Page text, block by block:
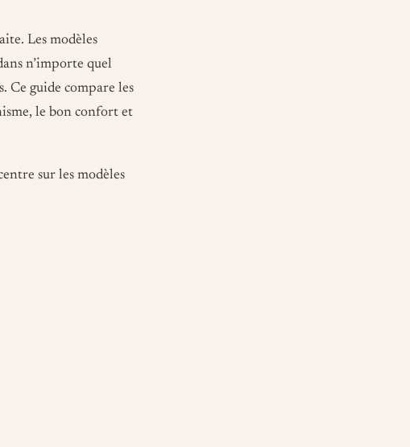
Les modèles
n’importe quel
Ce guide compare les
le bon confort et
sur les modèles